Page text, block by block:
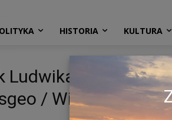
HISTORIA KULTURA
Ludwika
/ Wikipedia / CC.